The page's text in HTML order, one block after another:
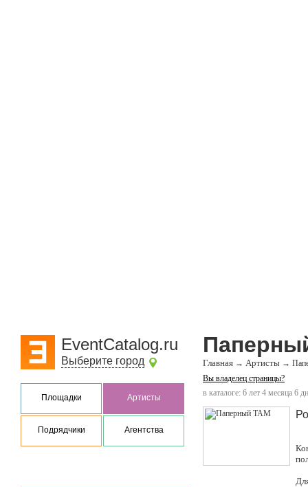
EventCatalog.ru
Выберите город
Площадки Артисты
Подрядчики Агентства
Главная → Артисты →
Вы владелец страницы?
в каталоге: 6 лет 4 месяца 6